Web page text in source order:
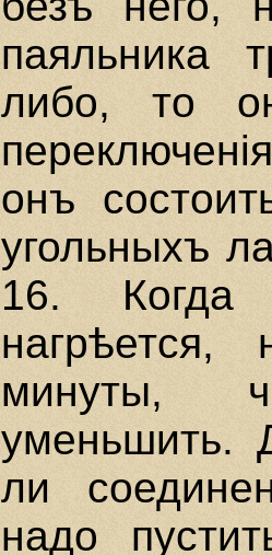
паяльника
либо, то
онъ
угольныхъ
16. Когда
минуты,
уменьшить.
ли
надо